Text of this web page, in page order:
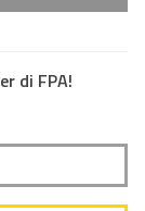
di FPA!